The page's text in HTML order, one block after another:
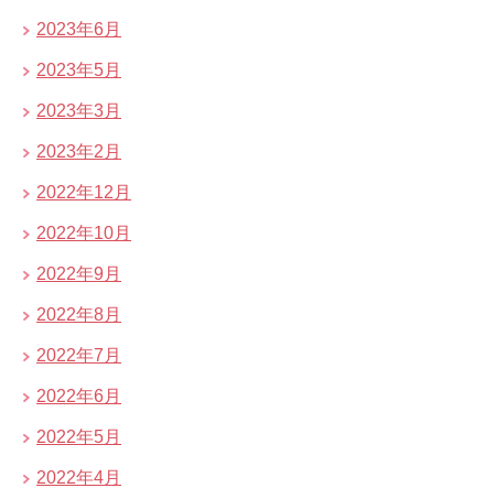
2023年6月
2023年5月
2023年3月
2023年2月
2022年12月
2022年10月
2022年9月
2022年8月
2022年7月
2022年6月
2022年5月
2022年4月